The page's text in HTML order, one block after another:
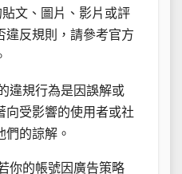
文、圖片、影片或評
違反規則，請參考官方
違規行為是因誤解或
向受影響的使用者或社
們的諒解。
你的帳號因廣告策略